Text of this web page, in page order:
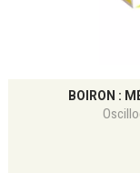
BOIRON :